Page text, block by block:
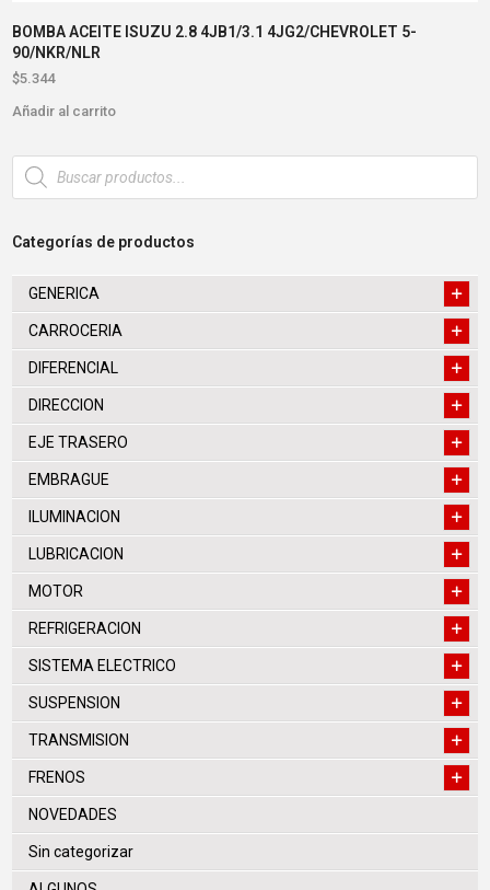
BOMBA ACEITE ISUZU 2.8 4JB1/3.1 4JG2/CHEVROLET 5-
90/NKR/NLR
$5.344
Añadir al carrito
Búsqueda
de
productos
Categorías de productos
GENERICA
CARROCERIA
DIFERENCIAL
DIRECCION
EJE TRASERO
EMBRAGUE
ILUMINACION
LUBRICACION
MOTOR
REFRIGERACION
SISTEMA ELECTRICO
SUSPENSION
TRANSMISION
FRENOS
NOVEDADES
Sin categorizar